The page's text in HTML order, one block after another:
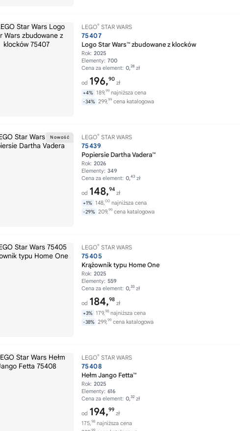
LEGO® STAR WARS
75407
Logo Star Wars™ zbudowane z klocków
Rok: 2025
Elementy: 700
Cena za element: 0,28 zł
od 196,90
zł
+4% 189,99 najniższa cena
-34% 299,99 cena katalogowa
LEGO® STAR WARS
75439
Popiersie Dartha Vadera™
Rok: 2026
Elementy: 349
Cena za element: 0,43 zł
od 148,94
zł
+1% 148,00 najniższa cena
-29% 209,99 cena katalogowa
LEGO® STAR WARS
75405
Krążownik typu Home One
Rok: 2025
Elementy: 559
Cena za element: 0,33 zł
od 184,98
zł
+3% 179,98 najniższa cena
-38% 299,99 cena katalogowa
LEGO® STAR WARS
75408
Hełm Jango Fetta™
Rok: 2025
Elementy: 616
Cena za element: 0,32 zł
od 194,99
zł
175,98 najniższa cena